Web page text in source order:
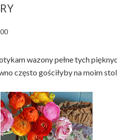
wazony pełne tych
często gościłyby na moim